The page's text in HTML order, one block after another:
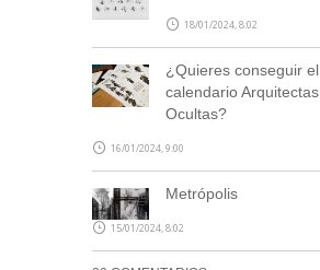
18/01/2024, 8:02
¿Quieres conseguir el
calendario Arquitectas
Ocultas?
16/01/2024, 9:00
Metrópolis
15/01/2024, 8:02